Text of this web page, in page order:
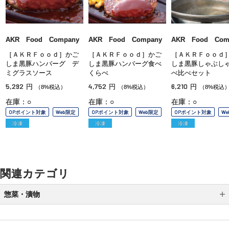
AKR Food Company
［ＡＫＲＦｏｏｄ］かご
しま黒豚ハンバーグ デ
ミグラスソース
5,292 円 （8%税込）
在庫：○
OPポイント対象
Web限定
冷凍
AKR Food Company
［ＡＫＲＦｏｏｄ］かご
しま黒豚ハンバーグ食べ
くらべ
4,752 円 （8%税込）
在庫：○
OPポイント対象
Web限定
冷凍
AKR Food
［ＡＫＲＦｏｏｄ
しま黒豚しゃぶし
べ比べセット
6,210 円 （8%税込
在庫：○
OPポイント対象
冷凍
関連カテゴリ
惣菜・漬物